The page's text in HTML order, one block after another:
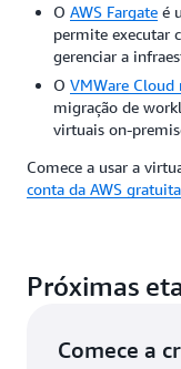
O AWS Fargate é
permite executar
gerenciar a
O VMWare Cloud
migração de
virtuais on-
Comece a usar a
conta da AWS gratuita
Próximas
Comece a